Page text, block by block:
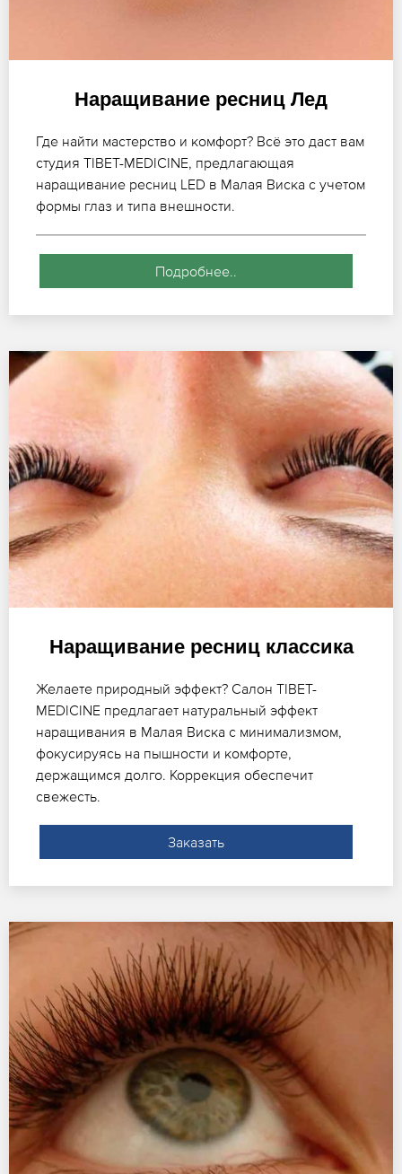
Наращивание ресниц Лед
Где найти мастерство и комфорт? Всё это даст вам
студия TIBET-MEDICINE, предлагающая
наращивание ресниц LED в Малая Виска с учетом
формы глаз и типа внешности.
Подробнее..
Наращивание ресниц классика
Желаете природный эффект? Салон TIBET-
MEDICINE предлагает натуральный эффект
наращивания в Малая Виска с минимализмом,
фокусируясь на пышности и комфорте,
держащимся долго. Коррекция обеспечит
свежесть.
Заказать